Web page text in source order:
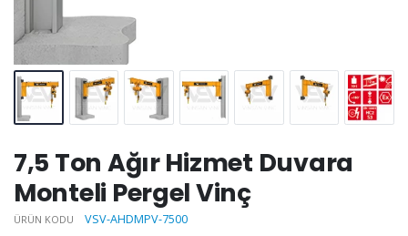
7,5 Ton Ağır Hizmet Duvara
Monteli Pergel Vinç
ÜRÜN KODU VSV-AHDMPV-7500